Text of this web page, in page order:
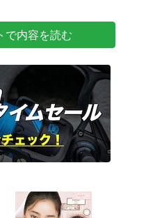
で内容を読む